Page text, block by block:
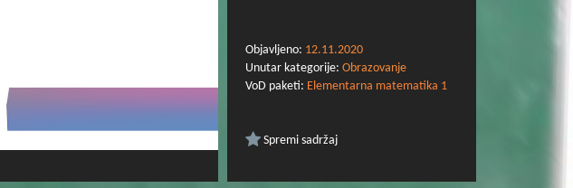
Objavljeno: 12.11.2020
Unutar kategorije: Obrazovanje
VoD paketi: Elementarna matematika 1
Spremi sadržaj